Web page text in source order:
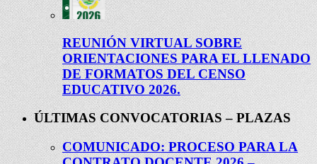
REUNIÓN VIRTUAL SOBRE
ORIENTACIONES PARA EL LLENADO
DE FORMATOS DEL CENSO
EDUCATIVO 2026.
ÚLTIMAS CONVOCATORIAS – PLAZAS
COMUNICADO: PROCESO PARA LA